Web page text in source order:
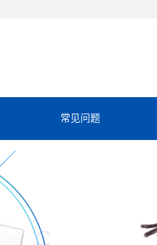
常见问题